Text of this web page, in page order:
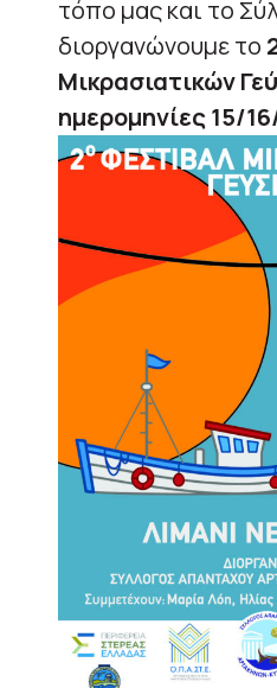
τόπο μας και το
διοργανώνουμε το
Μικρασιατικών
ημερομηνίες 15/